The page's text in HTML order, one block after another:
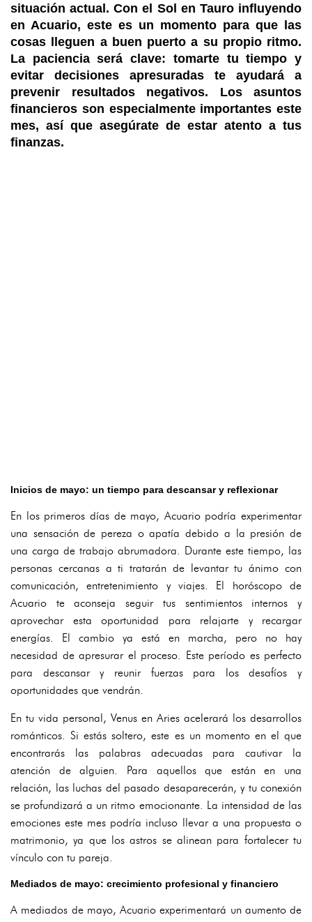
situación actual. Con el Sol en Tauro influyendo
en Acuario, este es un momento para que las
cosas lleguen a buen puerto a su propio ritmo.
La paciencia será clave: tomarte tu tiempo y
evitar decisiones apresuradas te ayudará a
prevenir resultados negativos. Los asuntos
financieros son especialmente importantes este
mes, así que asegúrate de estar atento a tus
finanzas.
Inicios de mayo: un tiempo para descansar y reflexionar
En los primeros días de mayo, Acuario podría experimentar
una sensación de pereza o apatía debido a la presión de
una carga de trabajo abrumadora. Durante este tiempo, las
personas cercanas a ti tratarán de levantar tu ánimo con
comunicación, entretenimiento y viajes. El horóscopo de
Acuario te aconseja seguir tus sentimientos internos y
aprovechar esta oportunidad para relajarte y recargar
energías. El cambio ya está en marcha, pero no hay
necesidad de apresurar el proceso. Este período es perfecto
para descansar y reunir fuerzas para los desafíos y
oportunidades que vendrán.
En tu vida personal, Venus en Aries acelerará los desarrollos
románticos. Si estás soltero, este es un momento en el que
encontrarás las palabras adecuadas para cautivar la
atención de alguien. Para aquellos que están en una
relación, las luchas del pasado desaparecerán, y tu conexión
se profundizará a un ritmo emocionante. La intensidad de las
emociones este mes podría incluso llevar a una propuesta o
matrimonio, ya que los astros se alinean para fortalecer tu
vínculo con tu pareja.
Mediados de mayo: crecimiento profesional y financiero
A mediados de mayo, Acuario experimentará un aumento de